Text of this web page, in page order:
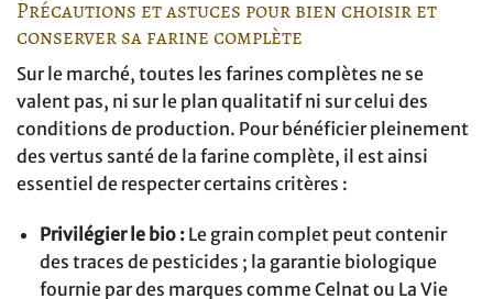
Précautions et astuces pour bien choisir et
conserver sa farine complète
Sur le marché, toutes les farines complètes ne se
valent pas, ni sur le plan qualitatif ni sur celui des
conditions de production. Pour bénéficier pleinement
des vertus santé de la farine complète, il est ainsi
essentiel de respecter certains critères :
Privilégier le bio :Le grain complet peut contenir
des traces de pesticides ; la garantie biologique
fournie par des marques comme Celnat ou La Vie